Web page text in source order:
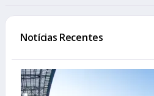
Notícias Recentes